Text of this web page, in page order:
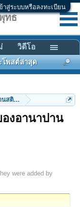
าสู่ระบบหรือลงทะเบียน
สติสมาธิภาวนา
งอานาปาน
were added by
ทธ
โพสต์ล่าสุด
วิดีโอ